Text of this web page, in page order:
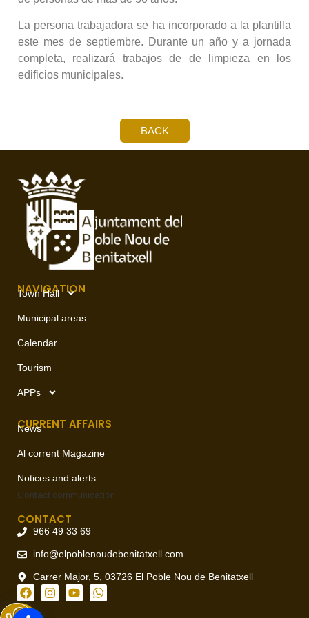
La persona trabajadora se ha incorporado a la plantilla
este mes de septiembre. Durante un año y a jornada
completa, realizará trabajos de de limpieza en los
edificios municipales.
BACK
NAVIGATION
Town Hall
Municipal areas
Calendar
Tourism
APPs
CURRENT AFFAIRS
News
Al corrent Magazine
Notices and alerts
Contact communication
CONTACT
966 49 33 69
info@elpoblenoudebenitatxell.com
Carrer Major, 5, 03726 El Poble Nou de Benitatxell